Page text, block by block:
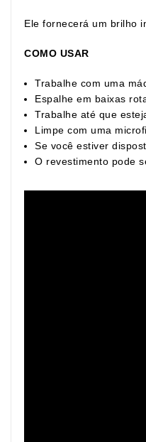
Ele fornecerá um brilho
COMO USAR
Trabalhe com uma
Espalhe em baixas
Trabalhe até que
Limpe com uma
Se você estiver
O revestimento pode